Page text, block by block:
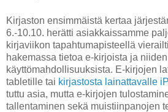
Kirjaston ensimmäistä kertaa
6.-10.10. herätti asiakkaissamme
kirjaviikon tapahtumapisteellä
hakemassa tietoa e-kirjoista ja
käyttömahdollisuuksista. E-kirjojen
tabletille tai kirjastosta lainattavalle
tuttu asia, mutta e-kirjojen
tallentaminen sekä muistiinpanojen